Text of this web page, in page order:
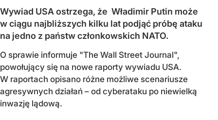
Wywiad USA ostrzega, że ​ Władimir Putin może
w ciągu najbliższych kilku lat podjąć próbę ataku
na jedno z państw członkowskich NATO.
O sprawie informuje "The Wall Street Journal",
powołujący się na nowe raporty wywiadu USA.
W raportach opisano różne możliwe scenariusze
agresywnych działań – od cyberataku po niewielką
inwazję lądową.